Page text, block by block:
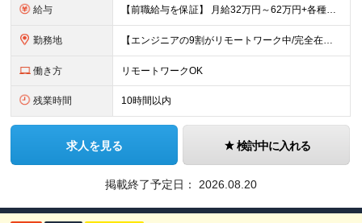
給与 【前職給与を保証】 月給32万円～62万円+各種手当+決算賞与 ★資格手当や資格取得報奨金、役職手当など待遇、福利厚生が充実！ ★1年で年収60万円以上アップした社員が多数！ ※経験・スキルを考慮
勤務地 【エンジニアの9割がリモートワーク中/完全在宅ワークで働くメンバーも◎】 現在、エンジニアの約9割がリモートワークを実施。 そのうち約3割がフルリモートで勤務しており、地方在住のメンバーも活躍していま
働き方 リモートワークOK
残業時間 10時間以内
求人を見る 検討中に入れる
掲載終了予定日： 2026.08.20